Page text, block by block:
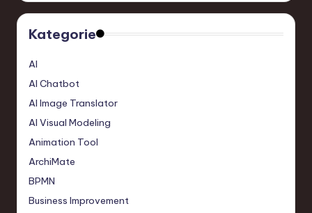
Kategorie
AI
AI Chatbot
AI Image Translator
AI Visual Modeling
Animation Tool
ArchiMate
BPMN
Business Improvement